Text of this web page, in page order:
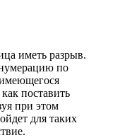
иметь разрыв.
по
поставить
при этом
для таких